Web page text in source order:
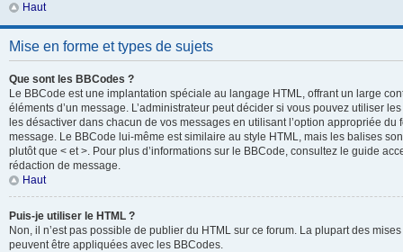
Haut
Mise en forme et types de sujets
Que sont les BBCodes ?
Le BBCode est une implantation spéciale au langage HTML, offrant un large
éléments d’un message. L’administrateur peut décider si vous pouvez utiliser
les désactiver dans chacun de vos messages en utilisant l’option appropriée
message. Le BBCode lui-même est similaire au style HTML, mais les balises
plutôt que < et >. Pour plus d’informations sur le BBCode, consultez le guide
rédaction de message.
Haut
Puis-je utiliser le HTML ?
Non, il n’est pas possible de publier du HTML sur ce forum. La plupart des
peuvent être appliquées avec les BBCodes.